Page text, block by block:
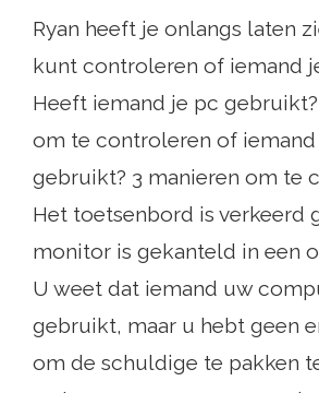
Ryan heeft je onlangs laten
kunt controleren of iemand
Heeft iemand je pc
om te controleren of
gebruikt? 3 manieren om te
Het toetsenbord is verkeerd
monitor is gekanteld in een
U weet dat iemand uw
gebruikt, maar u hebt geen
om de schuldige te pakken